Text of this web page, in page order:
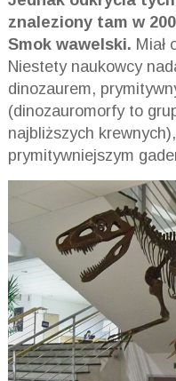
znaleziony tam w
Smok wawelski. Miał
Niestety naukowcy
dinozaurem,
(dinozauromorfy to
najbliższych
prymitywniejszym